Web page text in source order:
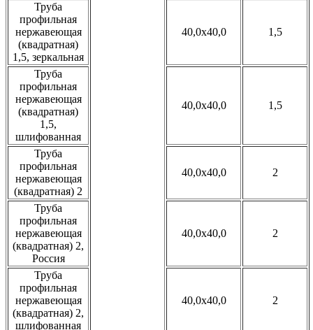
Труба
профильная
нержавеющая
(квадратная)
1,5, зеркальная
40,0x40,0 1,5
Труба
профильная
нержавеющая
(квадратная)
1,5,
шлифованная
40,0x40,0 1,5
Труба
профильная
нержавеющая
(квадратная) 2
40,0x40,0 2
Труба
профильная
нержавеющая
(квадратная) 2,
Россия
40,0x40,0 2
Труба
профильная
нержавеющая
(квадратная) 2,
шлифованная
40,0x40,0 2